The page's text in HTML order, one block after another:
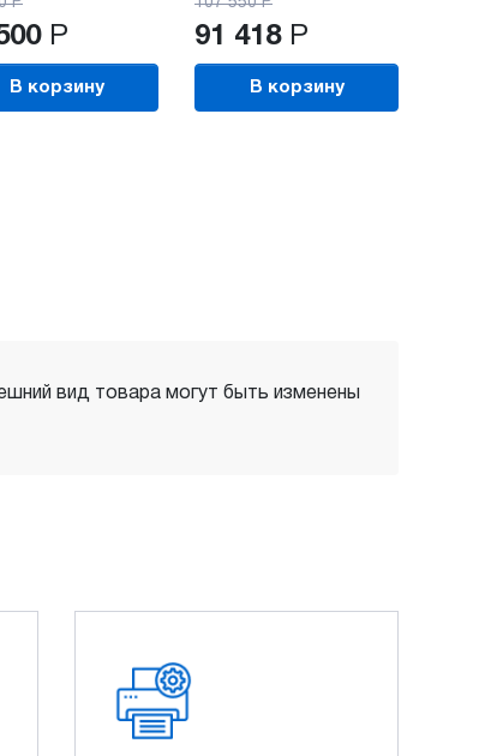
Р
Р
В корзину
107 550 Р
91 418 Р
В корзину
вид товара могут быть изменены